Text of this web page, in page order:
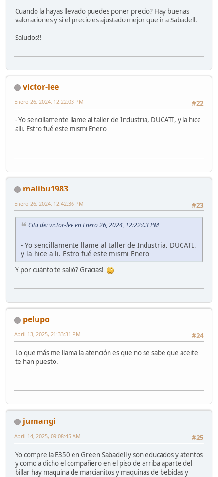
Cuando la hayas llevado puedes poner precio? Hay buenas
valoraciones y si el precio es ajustado mejor que ir a Sabadell.
Saludos!!
victor-lee
#22
Enero 26, 2024, 12:22:03 PM
- Yo sencillamente llame al taller de Industria, DUCATI, y la hice
alli. Estro fué este mismi Enero
malibu1983
#23
Enero 26, 2024, 12:42:36 PM
Cita de: victor-lee en Enero 26, 2024, 12:22:03 PM
- Yo sencillamente llame al taller de Industria, DUCATI,
y la hice alli. Estro fué este mismi Enero
Y por cuánto te salió? Gracias!
pelupo
#24
Abril 13, 2025, 21:33:31 PM
Lo que más me llama la atención es que no se sabe que aceite
te han puesto.
jumangi
#25
Abril 14, 2025, 09:08:45 AM
Yo compre la E350 en Green Sabadell y son educados y atentos
y como a dicho el compañero en el piso de arriba aparte del
billar hay maquina de marcianitos y maquinas de bebidas y